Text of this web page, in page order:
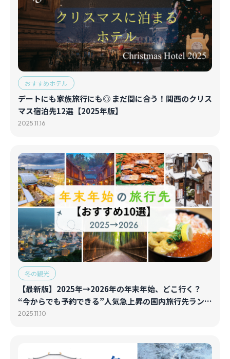
おすすめホテル
デートにも家族旅行にも◎ まだ間に合う！関西のクリス
マス宿泊先12選【2025年版】
2025.11.16
冬の観光
【最新版】2025年→2026年の年末年始、どこ行く？
“今からでも予約できる”人気急上昇の国内旅行先ランキ
ングTOP10
2025.11.10